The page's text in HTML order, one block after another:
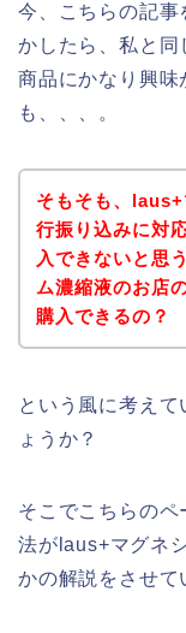
今、こちらの記事
かしたら、私と
商品にかなり興味
も、、、。
そもそも、
行振り込みに対
入できないと思
ム濃縮液のお店
購入できるの？
という風に考え
ょうか？
そこでこちらの
法がlaus+マグネ
かの解説をさせて